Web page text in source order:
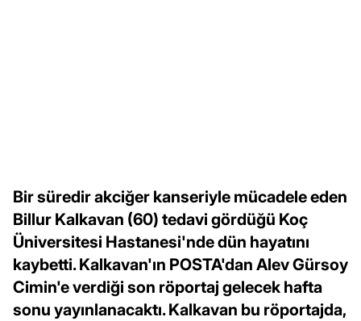
Bir süredir akciğer kanseriyle mücadele eden
Billur Kalkavan (60) tedavi gördüğü Koç
Üniversitesi Hastanesi'nde dün hayatını
kaybetti. Kalkavan'ın POSTA'dan Alev Gürsoy
Cimin'e verdiği son röportaj gelecek hafta
sonu yayınlanacaktı. Kalkavan bu röportajda,